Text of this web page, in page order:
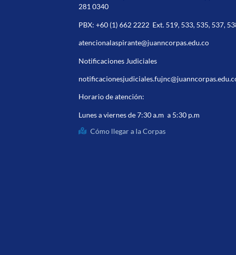
281 0340
PBX:+60 (1) 662 2222 Ext. 519, 533, 535, 537,
atencionalaspirante@juanncorpas.edu.co
Notificaciones Judiciales
Horario de atención:
Lunes a viernes de 7:30 a.m a 5:30 p.m
Cómo llegar a la Corpas